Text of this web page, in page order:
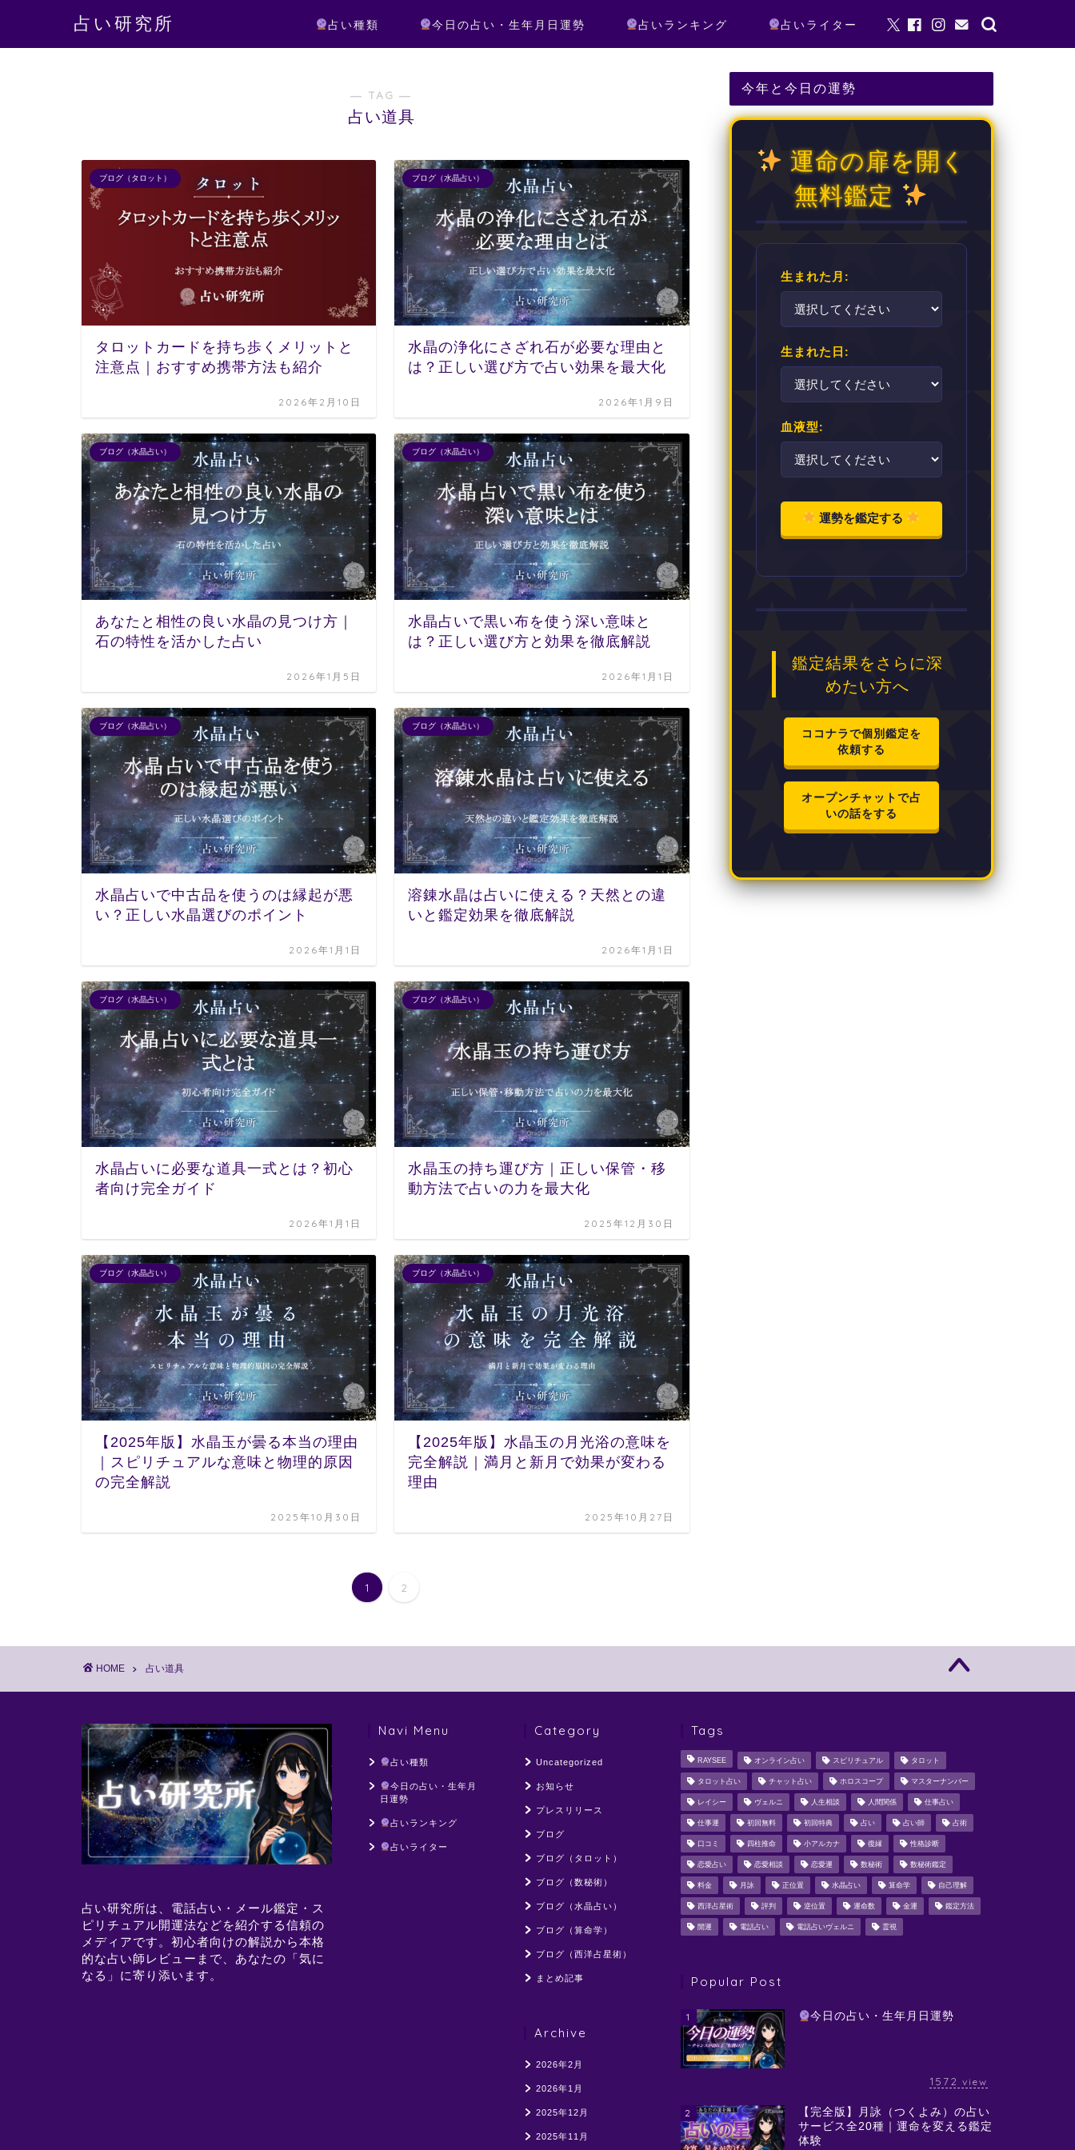
占い研究所 占い種類 今日の占い・生年月日運勢 占いランキング 占いライター
― TAG ―
占い道具
ブログ（タロット）
タロットカードを持ち歩くメリットと
注意点｜おすすめ携帯方法も紹介
2026年2月10日
ブログ（水晶占い）
水晶の浄化にさざれ石が必要な理由と
は？正しい選び方で占い効果を最大化
2026年1月9日
ブログ（水晶占い）
あなたと相性の良い水晶の見つけ方｜
石の特性を活かした占い
2026年1月5日
ブログ（水晶占い）
水晶占いで黒い布を使う深い意味と
は？正しい選び方と効果を徹底解説
2026年1月1日
ブログ（水晶占い）
水晶占いで中古品を使うのは縁起が悪
い？正しい水晶選びのポイント
2026年1月1日
ブログ（水晶占い）
溶錬水晶は占いに使える？天然との違
いと鑑定効果を徹底解説
2026年1月1日
ブログ（水晶占い）
水晶占いに必要な道具一式とは？初心
者向け完全ガイド
2026年1月1日
ブログ（水晶占い）
水晶玉の持ち運び方｜正しい保管・移
動方法で占いの力を最大化
2025年12月30日
ブログ（水晶占い）
【2025年版】水晶玉が曇る本当の理由
｜スピリチュアルな意味と物理的原因
の完全解説
2025年10月30日
ブログ（水晶占い）
【2025年版】水晶玉の月光浴の意味を
完全解説｜満月と新月で効果が変わる
理由
2025年10月27日
1 2
今年と今日の運勢
運命の扉を開く
無料鑑定
生まれた月:
生まれた日:
血液型:
運勢を鑑定する
鑑定結果をさらに深
めたい方へ
ココナラで個別鑑定を
依頼する
オープンチャットで占
いの話をする
HOME 占い道具
占い研究所は、電話占い・メール鑑定・ス
ピリチュアル開運法などを紹介する信頼の
メディアです。初心者向けの解説から本格
的な占い師レビューまで、あなたの「気に
なる」に寄り添います。
Navi Menu
占い種類
今日の占い・生年月
日運勢
占いランキング
占いライター
Category
Uncategorized
お知らせ
プレスリリース
ブログ
ブログ（タロット）
ブログ（数秘術）
ブログ（水晶占い）
ブログ（算命学）
ブログ（西洋占星術）
まとめ記事
Archive
2026年2月
2026年1月
2025年12月
2025年11月
Tags
RAYSEE オンライン占い スピリチュアル タロット
タロット占い チャット占い ホロスコープ マスターナンバー
レイシー ヴェルニ 人生相談 人間関係 仕事占い
仕事運 初回無料 初回特典 占い 占い師 占術
口コミ 四柱推命 小アルカナ 復縁 性格診断
恋愛占い 恋愛相談 恋愛運 数秘術 数秘術鑑定
料金 月詠 正位置 水晶占い 算命学 自己理解
西洋占星術 評判 逆位置 運命数 金運 鑑定方法
開運 電話占い 電話占いヴェルニ 霊視
Popular Post
1 今日の占い・生年月日運勢
1572 view
2
【完全版】月詠（つくよみ）の占い
サービス全20種｜運命を変える鑑定
体験